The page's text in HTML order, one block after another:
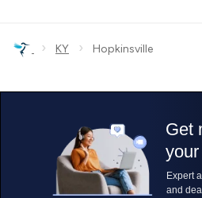
› KY › Hopkinsville